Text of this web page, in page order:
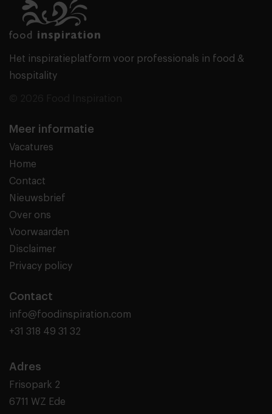
Het inspiratieplatform voor professionals in food &
hospitality
Meer informatie
Vacatures
Home
Contact
Nieuwsbrief
Over ons
Voorwaarden
Disclaimer
Privacy policy
Contact
info@foodinspiration.com
+31 318 49 31 32
Adres
Frisopark 2
6711 WZ Ede